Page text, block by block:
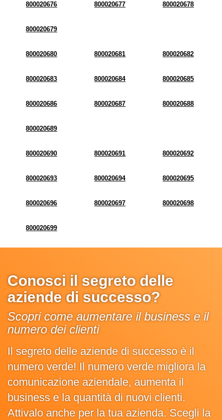
800020676 800020677 800020678
800020679
800020680 800020681 800020682
800020683 800020684 800020685
800020686 800020687 800020688
800020689
800020690 800020691 800020692
800020693 800020694 800020695
800020696 800020697 800020698
800020699
Conosci il segreto delle
aziende di successo?
Scopri come aumentare il business e il
numero dei clienti
Il segreto delle aziende di successo è il
numero verde! Il numero verde migliora la
comunicazione aziendale, aumenta il
business e la quantità di nuovi clienti.
Attivalo anche per la tua azienda. Scegli la